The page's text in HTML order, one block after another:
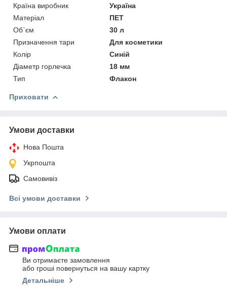
Країна виробник
Україна
Матеріал
ПЕТ
Об`єм
30 л
Призначення тари
Для косметики
Колір
Синій
Діаметр горлечка
18 мм
Тип
Флакон
Приховати
Умови доставки
Нова Пошта
Укрпошта
Самовивіз
Всі умови доставки
Умови оплати
Ви отримаєте замовлення
або гроші повернуться на вашу картку
Детальніше